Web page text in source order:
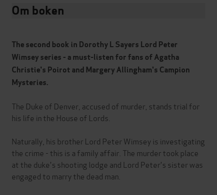
Om boken
The second book in Dorothy L Sayers Lord Peter
Wimsey series - a must-listen for fans of Agatha
Christie's Poirot and Margery Allingham's Campion
Mysteries.
The Duke of Denver, accused of murder, stands trial for
his life in the House of Lords.
Naturally, his brother Lord Peter Wimsey is investigating
the crime - this is a family affair. The murder took place
at the duke's shooting lodge and Lord Peter's sister was
engaged to marry the dead man.